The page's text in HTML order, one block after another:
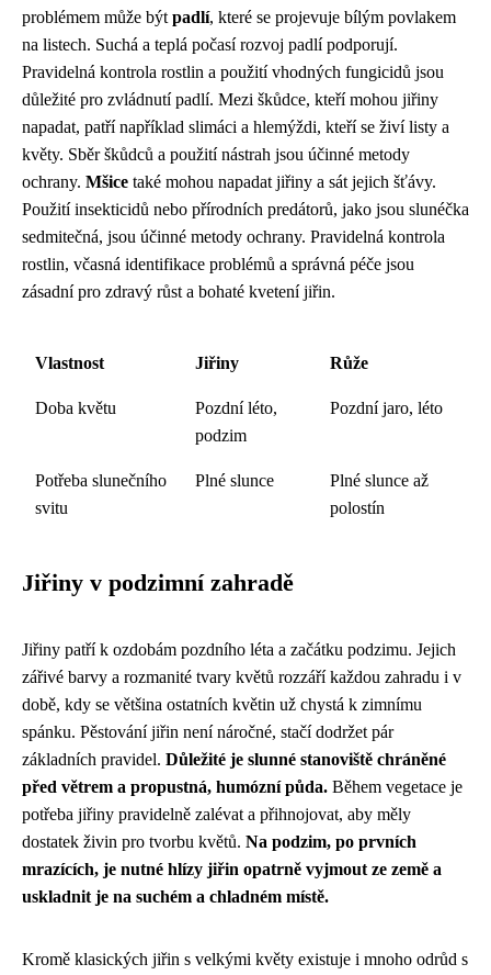
problémem může být padlí, které se projevuje bílým povlakem
na listech. Suchá a teplá počasí rozvoj padlí podporují.
Pravidelná kontrola rostlin a použití vhodných fungicidů jsou
důležité pro zvládnutí padlí. Mezi škůdce, kteří mohou jiřiny
napadat, patří například slimáci a hlemýždi, kteří se živí listy a
květy. Sběr škůdců a použití nástrah jsou účinné metody
ochrany. Mšice také mohou napadat jiřiny a sát jejich šťávy.
Použití insekticidů nebo přírodních predátorů, jako jsou slunéčka
sedmitečná, jsou účinné metody ochrany. Pravidelná kontrola
rostlin, včasná identifikace problémů a správná péče jsou
zásadní pro zdravý růst a bohaté kvetení jiřin.
Vlastnost Jiřiny Růže
Doba květu
Pozdní léto,
podzim
Pozdní jaro, léto
Potřeba slunečního
svitu
Plné slunce
Plné slunce až
polostín
Jiřiny v podzimní zahradě
Jiřiny patří k ozdobám pozdního léta a začátku podzimu. Jejich
zářivé barvy a rozmanité tvary květů rozzáří každou zahradu i v
době, kdy se většina ostatních květin už chystá k zimnímu
spánku. Pěstování jiřin není náročné, stačí dodržet pár
základních pravidel. Důležité je slunné stanoviště chráněné
před větrem a propustná, humózní půda. Během vegetace je
potřeba jiřiny pravidelně zalévat a přihnojovat, aby měly
dostatek živin pro tvorbu květů. Na podzim, po prvních
mrazících, je nutné hlízy jiřin opatrně vyjmout ze země a
uskladnit je na suchém a chladném místě.
Kromě klasických jiřin s velkými květy existuje i mnoho odrůd s